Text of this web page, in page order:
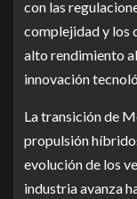
con las
complejidad y los
alto rendimiento
innovación
La transición de
propulsión
evolución de los
industria avanza